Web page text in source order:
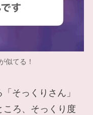
似てる！
そっくりさん」
ころ、そっくり度